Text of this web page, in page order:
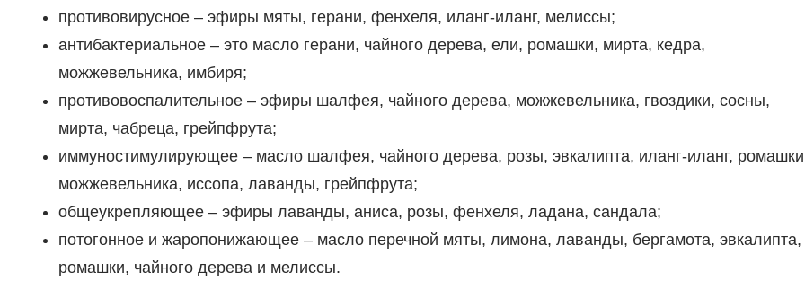
противовирусное – эфиры мяты, герани, фенхеля, иланг-иланг, мелиссы;
антибактериальное – это масло герани, чайного дерева, ели, ромашки, мирта, кедра,
можжевельника, имбиря;
противовоспалительное – эфиры шалфея, чайного дерева, можжевельника, гвоздики, сосны,
мирта, чабреца, грейпфрута;
иммуностимулирующее – масло шалфея, чайного дерева, розы, эвкалипта, иланг-иланг,
можжевельника, иссопа, лаванды, грейпфрута;
общеукрепляющее – эфиры лаванды, аниса, розы, фенхеля, ладана, сандала;
потогонное и жаропонижающее – масло перечной мяты, лимона, лаванды, бергамота, эвкалипта,
ромашки, чайного дерева и мелиссы.